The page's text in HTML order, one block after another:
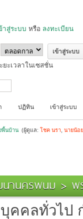
าสู่ระบบ หรือ ลงทะเบียน
ะเวลาในเซสชั่น
ปฏิทิน เข้าสู่ระบบ
พื้นบ้าน (ผู้ดูแล:โชค นรา ,นายน้อ
นานครพนม >
คคลทั่วไป